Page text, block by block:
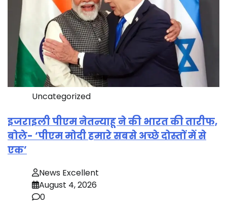
Uncategorized
इजराइली पीएम नेतन्याहू ने की भारत की तारीफ,
बोले- ‘पीएम मोदी हमारे सबसे अच्छे दोस्तों में से
एक’
News Excellent
August 4, 2026
0